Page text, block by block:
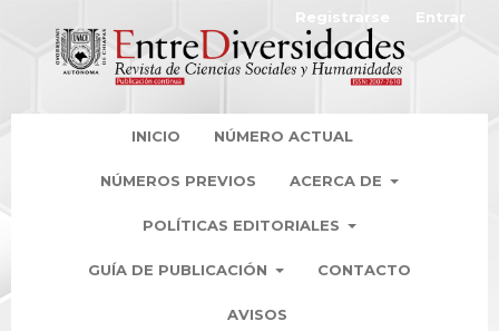
INICIO NÚMERO ACTUAL
NÚMEROS PREVIOS ACERCA DE
POLÍTICAS EDITORIALES
GUÍA DE PUBLICACIÓN CONTACTO
AVISOS
Registrarse Entrar